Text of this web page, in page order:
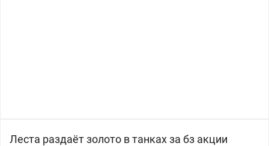
Леста раздаёт золото в танках за бз акции